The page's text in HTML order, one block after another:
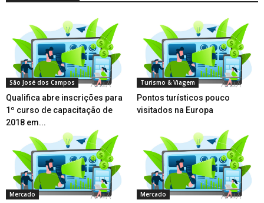
São José dos Campos
Qualifica abre inscrições para
1º curso de capacitação de
2018 em...
Turismo & Viagem
Pontos turísticos pouco
visitados na Europa
Mercado Mercado